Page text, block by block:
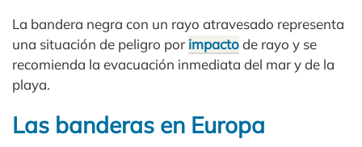
La bandera negra con un rayo atravesado representa
una situación de peligro por impactode rayo y se
recomienda la evacuación inmediata del mar y de la
playa.
Las banderas en Europa